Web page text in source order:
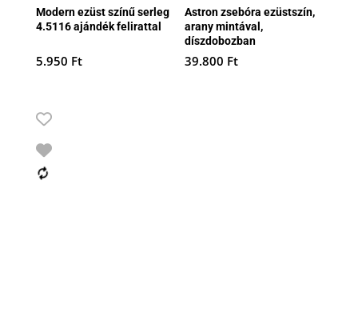
Modern ezüst színű serleg
4.5116 ajándék felirattal
5.950 Ft
Astron zsebóra ezüstszín,
arany mintával,
díszdobozban
39.800 Ft